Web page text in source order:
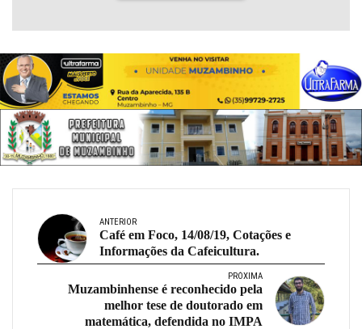
ANTERIOR
Café em Foco, 14/08/19, Cotações e
Informações da Cafeicultura.
PRÓXIMA
Muzambinhense é reconhecido pela
melhor tese de doutorado em
matemática, defendida no IMPA